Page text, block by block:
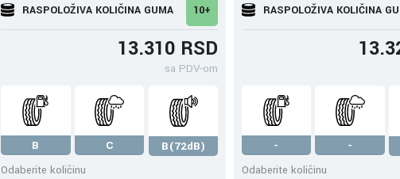
RASPOLOŽIVA KOLIČINA GUMA 10+
13.310 RSD
sa PDV-om
B C
B(72dB)
Odaberite količinu
RASPOLOŽIVA KOLIČINA
-
-
Odaberite količinu